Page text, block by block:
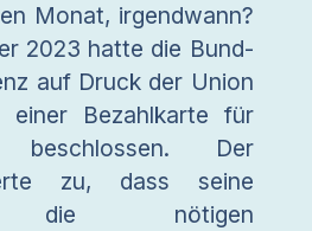
Monat, irgendwann?
2023 hatte die Bund-
auf Druck der Union
einer Bezahlkarte für
beschlossen. Der
zu, dass seine
die nötigen